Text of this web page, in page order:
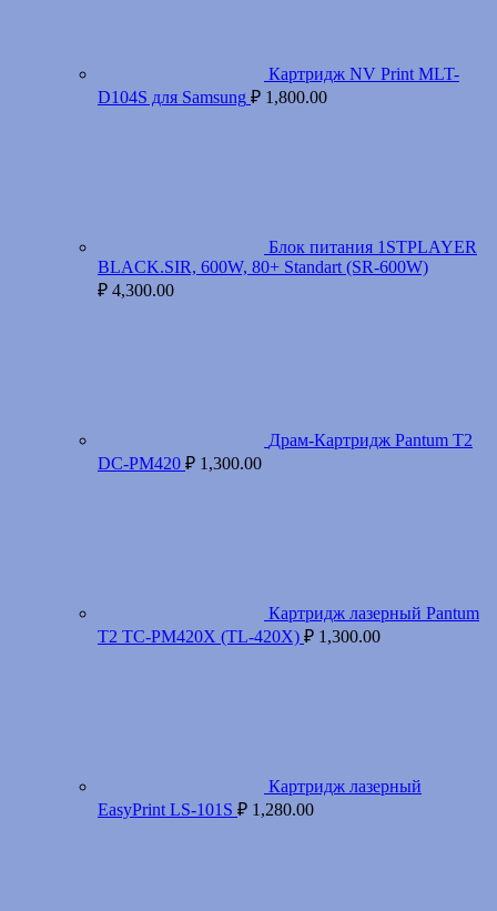
Картридж NV Print MLT-
D104S для Samsung ₽ 1,800.00
Блок питания 1STPLAYER
BLACK.SIR, 600W, 80+ Standart (SR-600W)
₽ 4,300.00
Драм-Картридж Pantum T2
DC-PM420 ₽ 1,300.00
Картридж лазерный Pantum
T2 TC-PM420X (TL-420X) ₽ 1,300.00
Картридж лазерный
EasyPrint LS-101S ₽ 1,280.00